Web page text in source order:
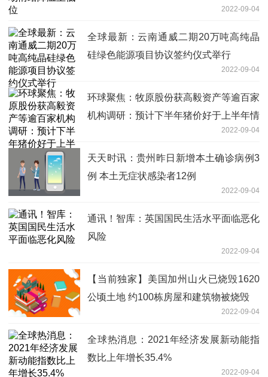
2022-09-04
全球最新：云南通威二期20万吨高纯晶
硅绿色能源项目协议签约仪式举行
2022-09-04
环球聚焦：牧原股份获高毅资产等逾百家
机构调研：预计下半年猪价好于上半年情
2022-09-04
天天时讯：贵州昨日新增本土确诊病例3
例 本土无症状感染者12例
2022-09-04
通讯！智库：英国国民生活水平面临恶化
风险
2022-09-04
【当前独家】美国加州山火已烧毁1620
公顷土地 约100栋房屋和建筑物被烧毁
2022-09-04
全球热消息：2021年经济发展新动能指
数比上年增长35.4%
2022-09-04